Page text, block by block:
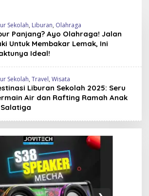
Sekolah, Liburan, Olahraga
Panjang? Ayo Olahraga! Jalan
Untuk Membakar Lemak, Ini
Ideal!
Sekolah, Travel, Wisata
Liburan Sekolah 2025: Seru
Air dan Rafting Ramah Anak